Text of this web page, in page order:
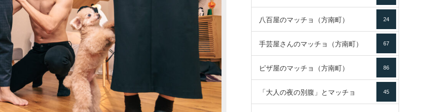
八百屋のマッチョ（方南町） 24
手芸屋さんのマッチョ（方南町） 67
ピザ屋のマッチョ（方南町） 86
「大人の夜の別腹」とマッチョ 45